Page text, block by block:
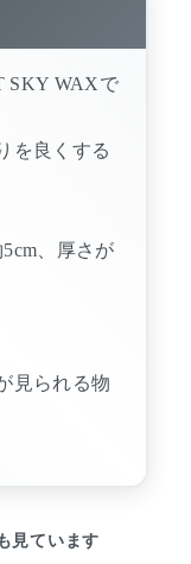
SKY WAXで
を良くする
、厚さが
見られる物
見ています